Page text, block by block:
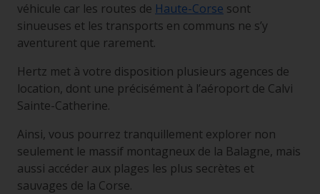
véhicule car les routes de Haute-Corse sont
sinueuses et les transports en communs ne s’y
aventurent que rarement.
Hertz met à votre disposition plusieurs agences de
location, dont une précisément à l’aéroport de Calvi
Sainte-Catherine.
Ainsi, vous pourrez tranquillement explorer non
seulement le massif montagneux de la Balagne, mais
aussi accéder aux plages les plus secrètes et
sauvages de la Corse.